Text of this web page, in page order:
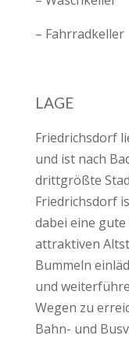
– Fahrradkeller
LAGE
Friedrichsdorf
und ist nach
drittgrößte
Friedrichsdorf
dabei eine
attraktiven
Bummeln
und
Wegen zu
Bahn- und